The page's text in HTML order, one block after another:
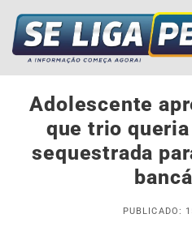
Adolescente
que trio
sequestrada
PUBLICADO: